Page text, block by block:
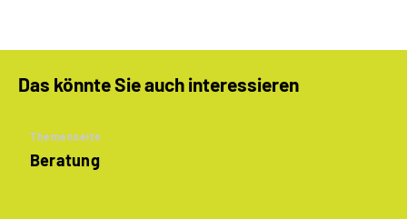
Das könnte Sie auch interessieren
Themenseite
Beratung